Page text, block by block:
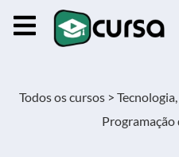
Todos os cursos >